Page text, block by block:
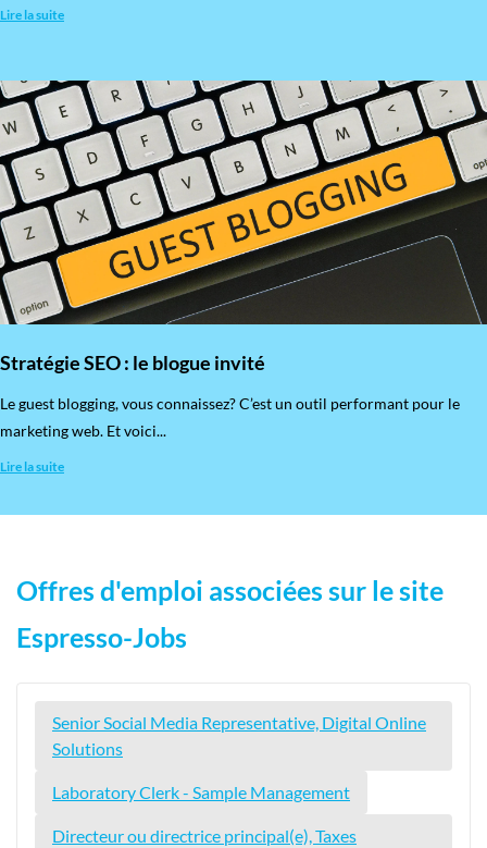
Lire la suite
Stratégie SEO : le blogue invité
​Le guest blogging, vous connaissez? C’est un outil performant pour le
marketing web. Et voici...
Lire la suite
Offres d'emploi associées sur le site
Espresso-Jobs
Senior Social Media Representative, Digital Online
Solutions
Laboratory Clerk - Sample Management
Directeur ou directrice principal(e), Taxes